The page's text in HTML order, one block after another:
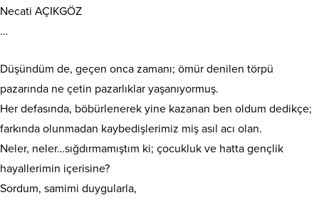
Necati AÇIKGÖZ
…
Düşündüm de, geçen onca zamanı; ömür denilen törpü
pazarında ne çetin pazarlıklar yaşanıyormuş.
Her defasında, böbürlenerek yine kazanan ben oldum dedikçe;
farkında olunmadan kaybedişlerimiz miş asıl acı olan.
Neler, neler…sığdırmamıştım ki; çocukluk ve hatta gençlik
hayallerimin içerisine?
Sordum, samimi duygularla,